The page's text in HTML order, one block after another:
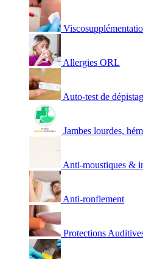
Allergies ORL
Auto-test de
Jambes lourdes,
Anti-moustiques &
Anti-ronflement
Protections